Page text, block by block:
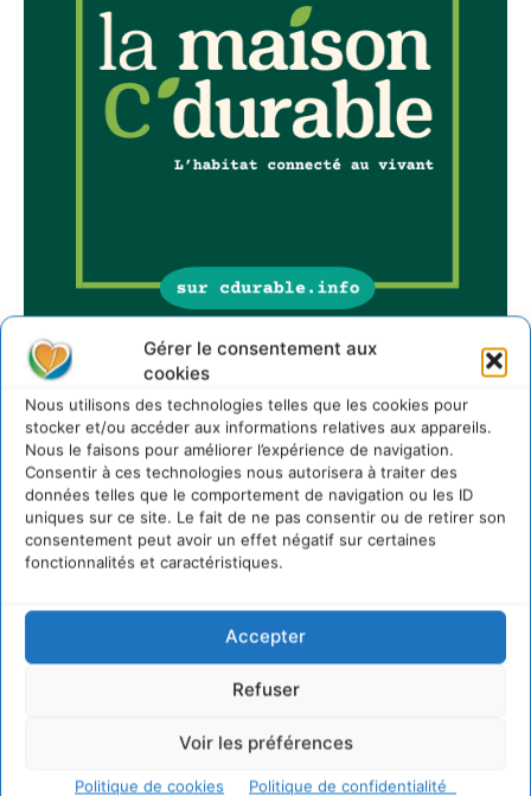
Gérer le consentement aux
cookies
Nous utilisons des technologies telles que les cookies pour
stocker et/ou accéder aux informations relatives aux appareils.
Nous le faisons pour améliorer l’expérience de navigation.
Consentir à ces technologies nous autorisera à traiter des
données telles que le comportement de navigation ou les ID
uniques sur ce site. Le fait de ne pas consentir ou de retirer son
consentement peut avoir un effet négatif sur certaines
fonctionnalités et caractéristiques.
Accepter
Refuser
Voir les préférences
Politique de cookies Politique de confidentialité
Sur Cdurable
Comment le sol français a perdu sa mémoire
hydrique et déréglé tout le territoire (2020-2026)
2 août 2026
Développer notre attention aux espèces vivantes
30 juillet 2026
Un kit citoyen pour lever les freins au
développement des forêts comestibles dans nos
L’éco-anxiété informe et l’éco-lucidité transforme
28 juillet 2026